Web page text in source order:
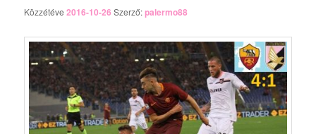
Közzétéve2016-10-26 Szerző:palermo88